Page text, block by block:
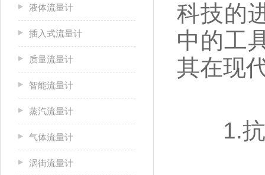
液体流量计
插入式流量计
质量流量计
智能流量计
蒸汽流量计
气体流量计
涡街流量计
科技的
中的工
其在现
1.抗